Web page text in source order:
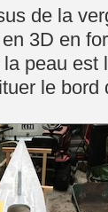
de la
3D en
peau est
le bord